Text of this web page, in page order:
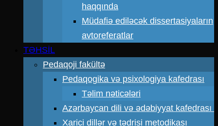
haqqında
Müdafiə ediləcək dissertasiyaların
avtoreferatlar
TƏHSİL
Pedaqoji fakültə
Pedaqogika və psixologiya kafedrası
Təlim nəticələri
Azərbaycan dili və ədəbiyyat kafedrası
Xarici dillər və tədrisi metodikası